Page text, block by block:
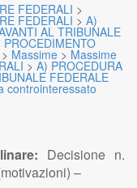
FEDERALI >
FEDERALI > A)
AL TRIBUNALE
PROCEDIMENTO
> Massime > Massime
> A) PROCEDURA
FEDERALE
controinteressato
Decisione n.
–